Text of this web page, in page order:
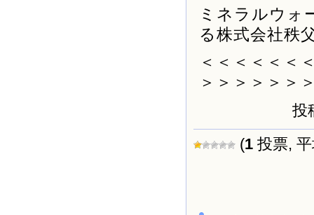
ミネラルウォ
る株式会社秩
＜＜＜＜＜＜
＞＞＞＞＞＞
投
(1 投票,